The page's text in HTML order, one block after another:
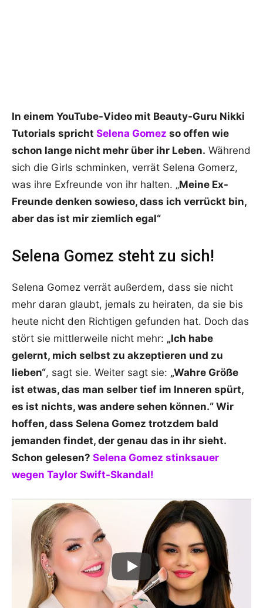
In einem YouTube-Video mit Beauty-Guru Nikki
Tutorials spricht Selena Gomez so offen wie
schon lange nicht mehr über ihr Leben. Während
sich die Girls schminken, verrät Selena Gomerz,
was ihre Exfreunde von ihr halten. „Meine Ex-
Freunde denken sowieso, dass ich verrückt bin,
aber das ist mir ziemlich egal“
Selena Gomez steht zu sich!
Selena Gomez verrät außerdem, dass sie nicht
mehr daran glaubt, jemals zu heiraten, da sie bis
heute nicht den Richtigen gefunden hat. Doch das
stört sie mittlerweile nicht mehr: „Ich habe
gelernt, mich selbst zu akzeptieren und zu
lieben“, sagt sie. Weiter sagt sie: „Wahre Größe
ist etwas, das man selber tief im Inneren spürt,
es ist nichts, was andere sehen können.“ Wir
hoffen, dass Selena Gomez trotzdem bald
jemanden findet, der genau das in ihr sieht.
Schon gelesen? Selena Gomez stinksauer
wegen Taylor Swift-Skandal!